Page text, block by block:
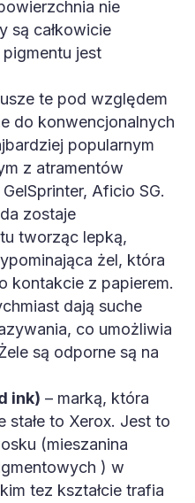
nie
są całkowicie
jest
te pod względem
do konwencjonalnych
popularnym
z atramentów
Aficio SG.
zostaje
tworząc lepką,
żel, która
kontakcie z papierem.
dają suche
co umożliwia
są odporne są na
ink) – marką, która
stałe to Xerox. Jest to
(mieszanina
) w
tez kształcie trafia